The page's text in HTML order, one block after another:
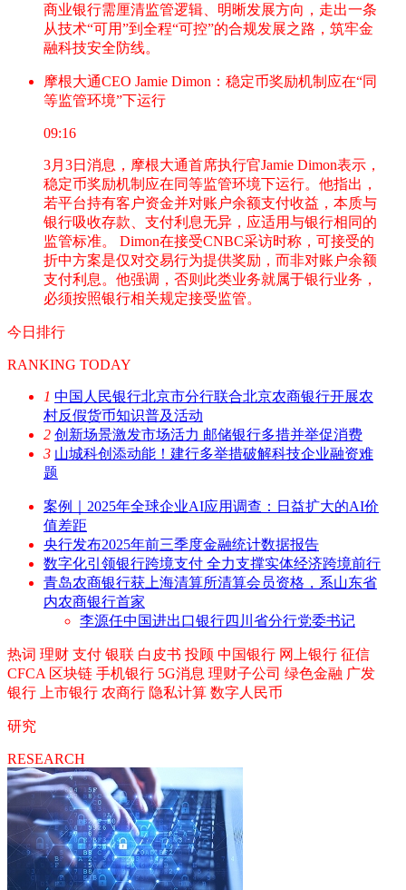
商业银行需厘清监管逻辑、明晰发展方向，走出一条
从技术“可用”到全程“可控”的合规发展之路，筑牢金
融科技安全防线。
摩根大通CEO Jamie Dimon：稳定币奖励机制应在“同
等监管环境”下运行
09:16
3月3日消息，摩根大通首席执行官Jamie Dimon表示，
稳定币奖励机制应在同等监管环境下运行。他指出，
若平台持有客户资金并对账户余额支付收益，本质与
银行吸收存款、支付利息无异，应适用与银行相同的
监管标准。 Dimon在接受CNBC采访时称，可接受的
折中方案是仅对交易行为提供奖励，而非对账户余额
支付利息。他强调，否则此类业务就属于银行业务，
必须按照银行相关规定接受监管。
今日排行
RANKING TODAY
1 中国人民银行北京市分行联合北京农商银行开展农
村反假货币知识普及活动
2 创新场景激发市场活力 邮储银行多措并举促消费
3 山城科创添动能！建行多举措破解科技企业融资难
题
案例｜2025年全球企业AI应用调查：日益扩大的AI价
值差距
央行发布2025年前三季度金融统计数据报告
数字化引领银行跨境支付 全力支撑实体经济跨境前行
青岛农商银行获上海清算所清算会员资格，系山东省
内农商银行首家
李源任中国进出口银行四川省分行党委书记
热词 理财 支付 银联 白皮书 投顾 中国银行 网上银行 征信
CFCA 区块链 手机银行 5G消息 理财子公司 绿色金融 广发
银行
上市银行 农商行 隐私计算 数字人民币
研究
RESEARCH